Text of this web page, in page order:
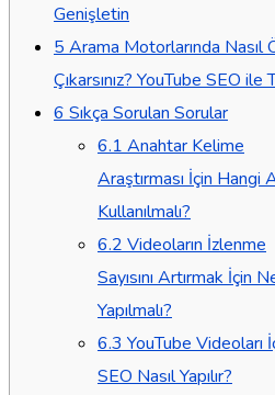
Genişletin
5 Arama Motorlarında Nasıl
Çıkarsınız? YouTube SEO ile
6 Sıkça Sorulan Sorular
6.1 Anahtar Kelime
Araştırması İçin Hangi
Kullanılmalı?
6.2 Videoların İzlenme
Sayısını Artırmak İçin
Yapılmalı?
6.3 YouTube Videoları
SEO Nasıl Yapılır?